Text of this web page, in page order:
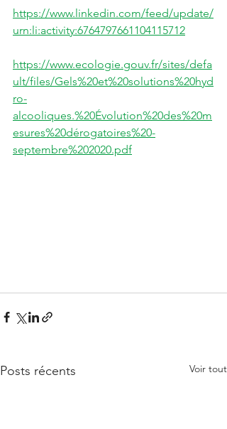
https://www.linkedin.com/feed/update/
urn:li:activity:6764797661104115712
https://www.ecologie.gouv.fr/sites/defa
ult/files/Gels%20et%20solutions%20hyd
ro-
alcooliques.%20Évolution%20des%20m
esures%20dérogatoires%20-
septembre%202020.pdf
Posts récents Voir tout